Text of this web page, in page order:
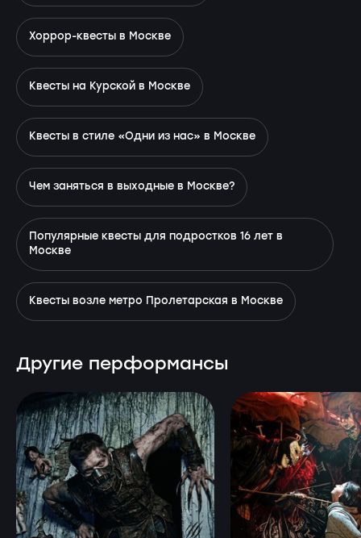
Хоррор-квесты в Москве
Квесты на Курской в Москве
Квесты в стиле «Одни из нас» в Москве
Чем заняться в выходные в Москве?
Популярные квесты для подростков 16 лет в
Москве
Квесты возле метро Пролетарская в Москве
Другие перформансы